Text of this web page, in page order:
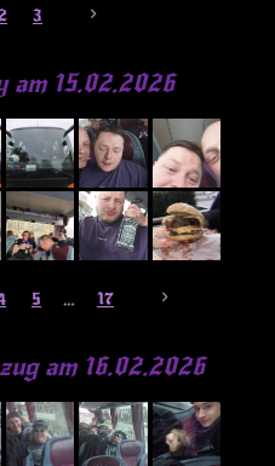
3
am 15.02.2026
5 17
am 16.02.2026